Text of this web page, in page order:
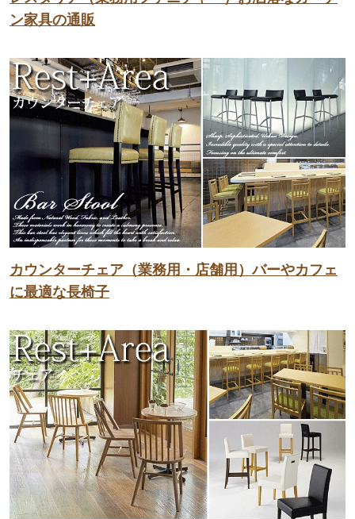
ン家具の通販
カウンターチェア（業務用・店舗用）バーやカフェ
に最適な長椅子